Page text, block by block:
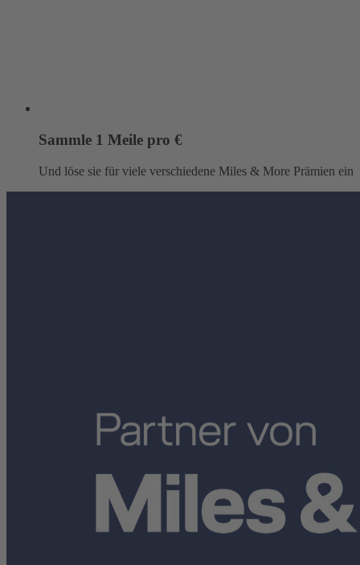
Sammle 1 Meile pro €
Und löse sie für viele verschiedene Miles & More Prämien ein